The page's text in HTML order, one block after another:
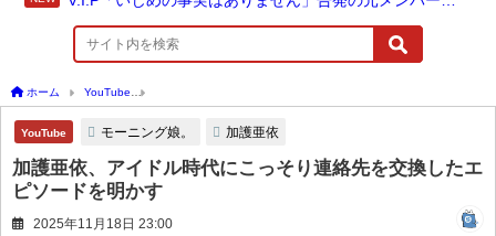
ホーム YouTube
YouTube モーニング娘。 加護亜依
加護亜依、アイドル時代にこっそり連絡先を交換したエ
ピソードを明かす
2025年11月18日 23:00